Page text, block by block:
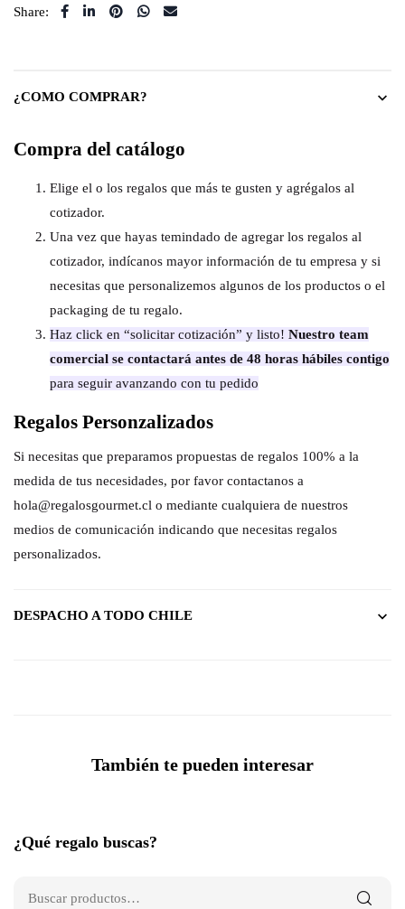
Share:
¿COMO COMPRAR?
Compra del catálogo
Elige el o los regalos que más te gusten y agrégalos al
cotizador.
Una vez que hayas temindado de agregar los regalos al
cotizador, indícanos mayor información de tu empresa y si
necesitas que personalizemos algunos de los productos o el
packaging de tu regalo.
Haz click en “solicitar cotización” y listo! Nuestro team
comercial se contactará antes de 48 horas hábiles contigo
para seguir avanzando con tu pedido
Regalos Personzalizados
Si necesitas que preparamos propuestas de regalos 100% a la
medida de tus necesidades, por favor contactanos a
hola@regalosgourmet.cl o mediante cualquiera de nuestros
medios de comunicación indicando que necesitas regalos
personalizados.
DESPACHO A TODO CHILE
También te pueden interesar
¿Qué regalo buscas?